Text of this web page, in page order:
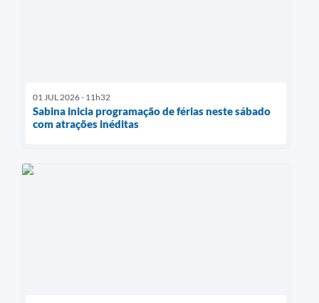
01 JUL 2026 - 11h32
Sabina inicia programação de férias neste sábado
com atrações inéditas